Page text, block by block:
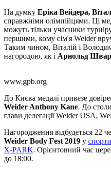
На думку Еріка Вейдера,
справжніми олімпійцями. Ці
можуть тільки учасники
першими, кому сім'я Weider
Таким чином, Віталій і
нагородою, як і Арнольд
www.gpb.org
До Києва медалі привезе
Weider Anthony Kane. До
глави делегації Weider USA,
Нагородження відбудеться 22
Weider Body Fest 2019 у
X-PARK. Орієнтовний час
до 18:00.